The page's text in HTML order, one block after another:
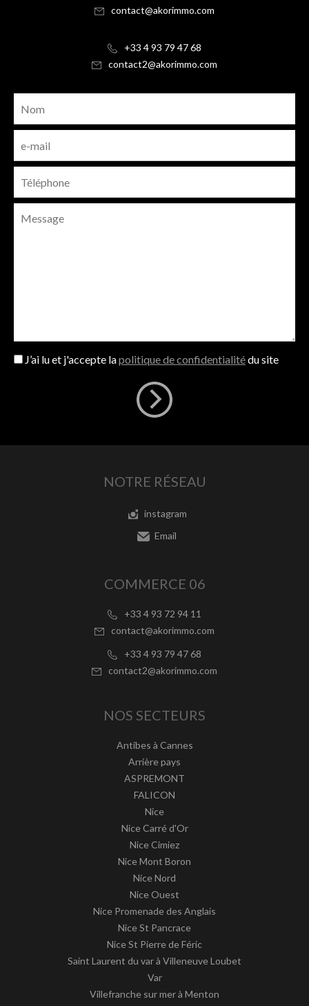
contact@akorimmo.com
+33 4 93 79 47 68
contact2@akorimmo.com
J’ai lu et j'accepte lapolitique de confidentialitédu site
NOTRE RÉSEAU
instagram
Email
COMMERCE 06
+33 4 93 72 94 11
contact@akorimmo.com
+33 4 93 79 47 68
contact2@akorimmo.com
NOS SECTEURS
Antibes à Cannes
Arrière pays
ASPREMONT
FALICON
Nice
Nice Carré d'Or
Nice Cimiez
Nice Mont Boron
Nice Nord
Nice Ouest
Nice Promenade des Anglais
Nice St Pancrace
Nice St Pierre de Féric
Saint Laurent du var à Villeneuve Loubet
Var
Villefranche sur mer à Menton